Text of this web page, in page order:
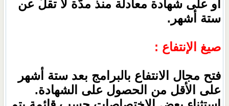
أو على شهادة معادلة منذ مدّة لا تقلّ عن
ستة أشهر.
صيغ الإنتفاع :
فتح مجال الانتفاع بالبرامج بعد ستة أشهر
على الأقل من الحصول على الشهادة.